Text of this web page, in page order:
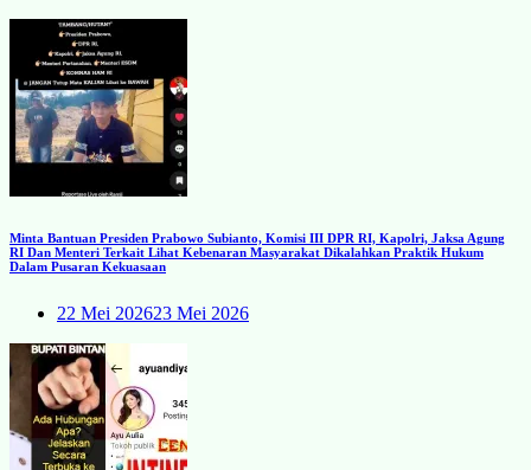
Minta Bantuan Presiden Prabowo Subianto, Komisi III DPR RI, Kapolri, Jaksa Agung
RI Dan Menteri Terkait Lihat Kebenaran Masyarakat Dikalahkan Praktik Hukum
Dalam Pusaran Kekuasaan
22 Mei 202623 Mei 2026